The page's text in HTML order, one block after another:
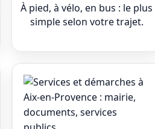
À pied, à vélo, en bus : le plus
simple selon votre trajet.